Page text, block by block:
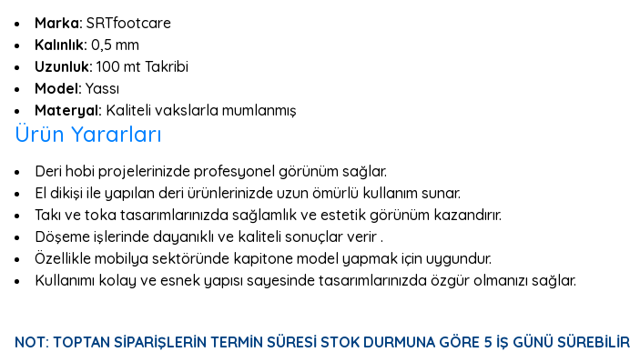
Marka: SRTfootcare
Kalınlık: 0,5 mm
Uzunluk: 100 mt Takribi
Model: Yassı
Materyal: Kaliteli vakslarla mumlanmış
Ürün Yararları
Deri hobi projelerinizde profesyonel görünüm sağlar.
El dikişi ile yapılan deri ürünlerinizde uzun ömürlü kullanım sunar.
Takı ve toka tasarımlarınızda sağlamlık ve estetik görünüm kazandırır.
Döşeme işlerinde dayanıklı ve kaliteli sonuçlar verir .
Özellikle mobilya sektöründe kapitone model yapmak için uygundur.
Kullanımı kolay ve esnek yapısı sayesinde tasarımlarınızda özgür olmanızı sağlar.
NOT: TOPTAN SİPARİŞLERİN TERMİN SÜRESİ STOK DURMUNA GÖRE 5 İŞ GÜNÜ